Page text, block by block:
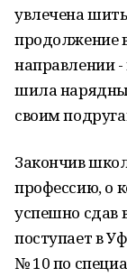
увлечена
продолжение
направлении
шила
своим
Закончив
профессию, о
успешно сдав
поступает в
№ 10 по